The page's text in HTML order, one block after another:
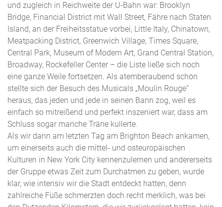
und zugleich in Reichweite der U-Bahn war: Brooklyn
Bridge, Financial District mit Wall Street, Fähre nach Staten
Island, an der Freiheitsstatue vorbei, Little Italy, Chinatown,
Meatpacking District, Greenwich Village, Times Square,
Central Park, Museum of Modern Art, Grand Central Station,
Broadway, Rockefeller Center – die Liste ließe sich noch
eine ganze Weile fortsetzen. Als atemberaubend schön
stellte sich der Besuch des Musicals „Moulin Rouge“
heraus, das jeden und jede in seinen Bann zog, weil es
einfach so mitreißend und perfekt inszeniert war, dass am
Schluss sogar manche Träne kullerte.
Als wir dann am letzten Tag am Brighton Beach ankamen,
um einerseits auch die mittel- und osteuropäischen
Kulturen in New York City kennenzulernen und andererseits
der Gruppe etwas Zeit zum Durchatmen zu geben, wurde
klar, wie intensiv wir die Stadt entdeckt hatten, denn
zahlreiche Füße schmerzten doch recht merklich, was bei